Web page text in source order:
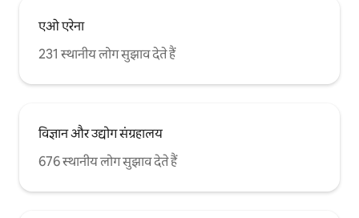
एओ एरेना
231 स्थानीय लोग सुझाव देते हैं
विज्ञान और उद्योग संग्रहालय
676 स्थानीय लोग सुझाव देते हैं